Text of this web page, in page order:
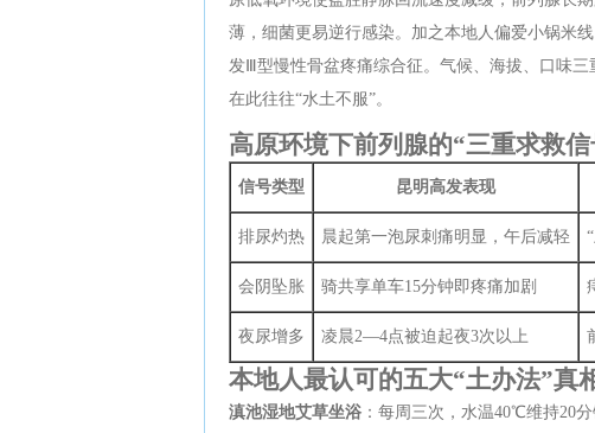
薄，细菌更易逆行感染。加之本地人偏爱小锅米
发Ⅲ型慢性骨盆疼痛综合征。气候、海拔、口味
在此往往“水土不服”。
高原环境下前列腺的“三重求救信
信号类型 昆明高发表现
排尿灼热 晨起第一泡尿刺痛明显，午后减轻
会阴坠胀 骑共享单车15分钟即疼痛加剧
夜尿增多 凌晨2—4点被迫起夜3次以上
本地人最认可的五大“土办法”真
滇池湿地艾草坐浴 ：每周三次，水温40℃维持20